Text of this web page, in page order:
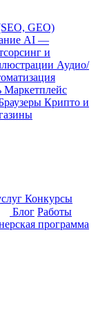
GEO)
AI —
и
Аудио/
Маркетплейс
Крипто и
Конкурсы
Блог Работы
программа